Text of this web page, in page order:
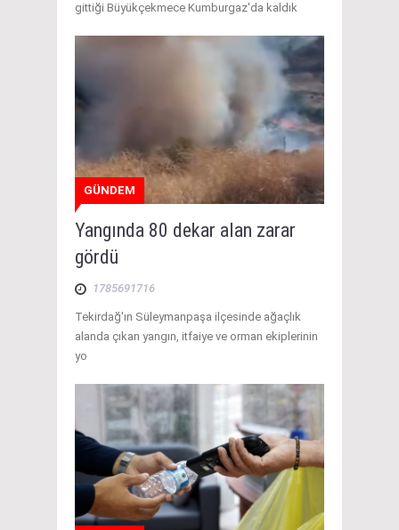
gittiği Büyükçekmece Kumburgaz'da kaldık
GÜNDEM
Yangında 80 dekar alan zarar
gördü
1785691716
Tekirdağ'ın Süleymanpaşa ilçesinde ağaçlık
alanda çıkan yangın, itfaiye ve orman ekiplerinin
yo